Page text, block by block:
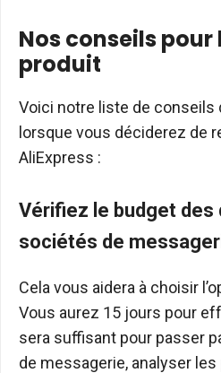
Nos conseils pour
produit
Voici notre liste de conseils
lorsque vous déciderez de
AliExpress :
Vérifiez le budget
sociétés de
Cela vous aidera à choisir
Vous aurez 15 jours pour
sera suffisant pour passer
de messagerie, analyser